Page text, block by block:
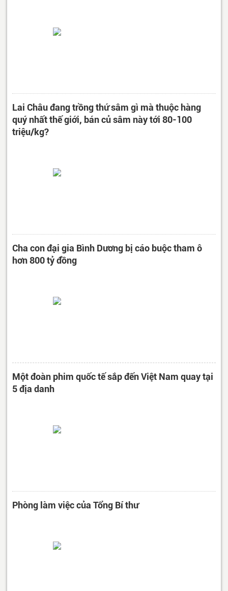
Lai Châu đang trồng thứ sâm gì mà thuộc hàng
quý nhất thế giới, bán củ sâm này tới 80-100
triệu/kg?
Cha con đại gia Bình Dương bị cáo buộc tham ô
hơn 800 tỷ đồng
Một đoàn phim quốc tế sắp đến Việt Nam quay tại
5 địa danh
Phòng làm việc của Tổng Bí thư